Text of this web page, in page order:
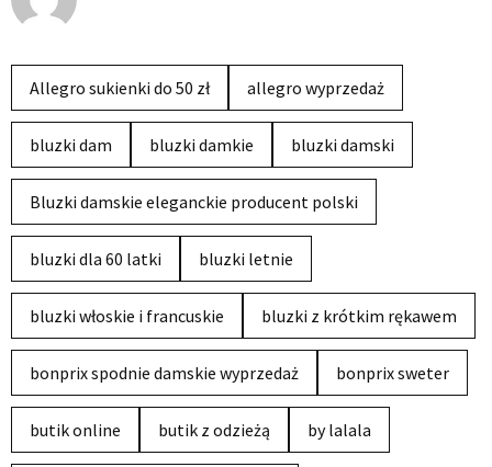
Allegro sukienki do 50 zł allegro wyprzedaż
bluzki dam bluzki damkie bluzki damski
Bluzki damskie eleganckie producent polski
bluzki dla 60 latki bluzki letnie
bluzki włoskie i francuskie bluzki z krótkim rękawem
bonprix spodnie damskie wyprzedaż bonprix sweter
butik online butik z odzieżą by lalala